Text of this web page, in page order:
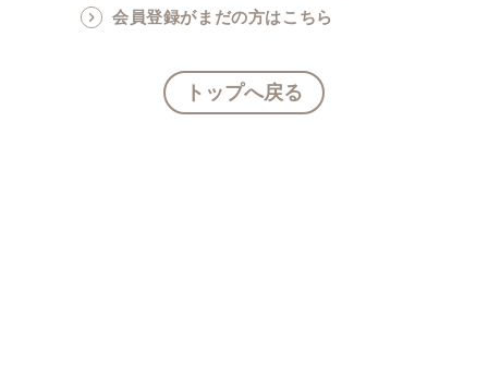
会員登録がまだの方はこちら
トップへ戻る